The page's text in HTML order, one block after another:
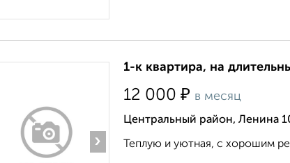
›
1-к квартира, на
12 000 ₽ в месяц
Центральный район, Ленина
Теплую и уютная, с хорошим